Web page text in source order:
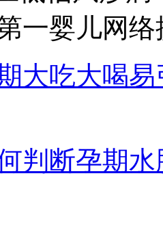
一婴儿网
大吃大喝
判断孕期